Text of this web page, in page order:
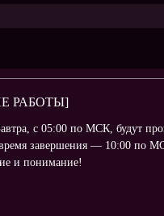
РАБОТЫ]
с 05:00 по МСК, будут
завершения — 10:00 по
и понимание!